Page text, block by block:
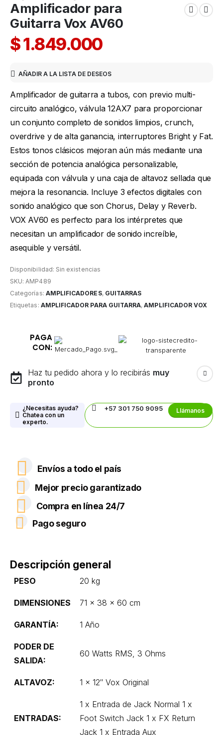
Amplificador para
Guitarra Vox AV60
$1.849.000
AÑADIR A LA LISTA DE DESEOS
Amplificador de guitarra a tubos, con previo multi-
circuito analógico, válvula 12AX7 para proporcionar
un conjunto completo de sonidos limpios, crunch,
overdrive y de alta ganancia, interruptores Bright y Fat.
Estos tonos clásicos mejoran aún más mediante una
sección de potencia analógica personalizable,
equipada con válvula y una caja de altavoz sellada que
mejora la resonancia. Incluye 3 efectos digitales con
sonido analógico que son Chorus, Delay y Reverb.
VOX AV60 es perfecto para los intérpretes que
necesitan un amplificador de sonido increíble,
asequible y versátil.
Disponibilidad: Sin existencias
SKU:AMP489
Categorías: AMPLIFICADORES, GUITARRAS
Etiquetas: AMPLIFICADOR PARA GUITARRA,AMPLIFICADOR VOX
PAGA
CON:
Haz tu pedido ahora y lo recibirás muy
pronto
¿Necesitas ayuda?
Chatea con un
experto.
+57 301 750 9095 Llámanos
Envíos a todo el país
Mejor precio garantizado
Compra en línea 24/7
Pago seguro
Descripción general
PESO 20 kg
DIMENSIONES 71 × 38 × 60 cm
GARANTÍA: 1 Año
PODER DE
SALIDA:
60 Watts RMS, 3 Ohms
ALTAVOZ: 1 x 12″ Vox Original
ENTRADAS:
1 x Entrada de Jack Normal 1 x
Foot Switch Jack 1 x FX Return
Jack 1 x Entrada Aux